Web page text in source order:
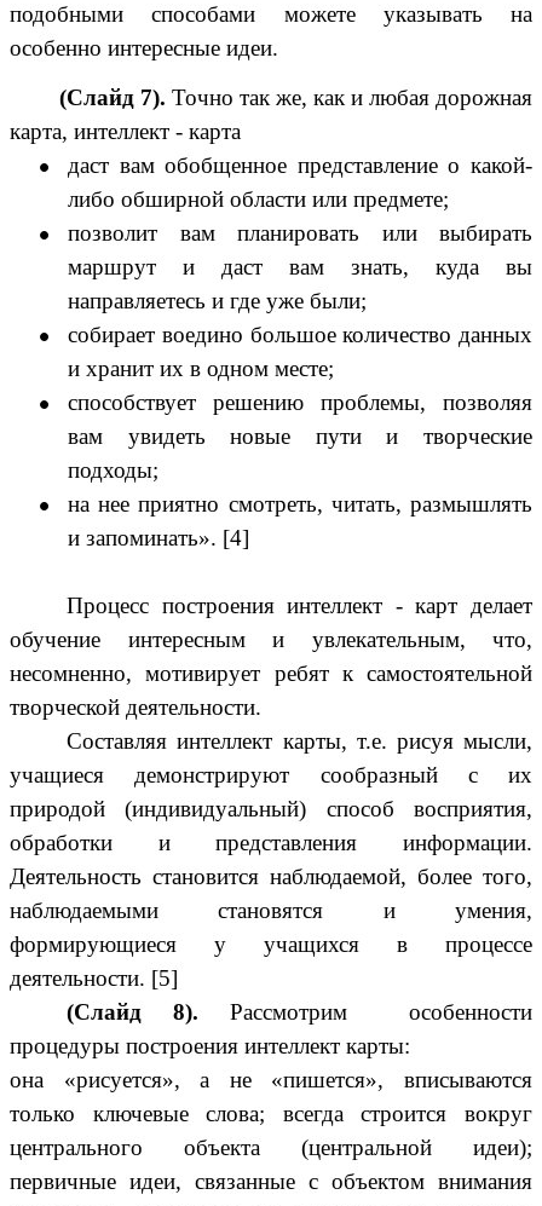
подобными способами можете указывать на
особенно интересные идеи.
(Слайд 7). Точно так же, как и любая дорожная
карта, интеллект - карта
даст вам обобщенное представление о какой-
либо обширной области или предмете;
позволит вам планировать или выбирать
маршрут и даст вам знать, куда вы
направляетесь и где уже были;
собирает воедино большое количество данных
и хранит их в одном месте;
способствует решению проблемы, позволяя
вам увидеть новые пути и творческие
подходы;
на нее приятно смотреть, читать, размышлять
и запоминать». [4]
Процесс построения интеллект - карт делает
обучение интересным и увлекательным, что,
несомненно, мотивирует ребят к самостоятельной
творческой деятельности.
Составляя интеллект карты, т.е. рисуя мысли,
учащиеся демонстрируют сообразный с их
природой (индивидуальный) способ восприятия,
обработки и представления информации.
Деятельность становится наблюдаемой, более того,
наблюдаемыми становятся и умения,
формирующиеся у учащихся в процессе
деятельности. [5]
(Слайд 8). Рассмотрим особенности
процедуры построения интеллект карты:
она «рисуется», а не «пишется», вписываются
только ключевые слова; всегда строится вокруг
центрального объекта (центральной идеи);
первичные идеи, связанные с объектом внимания